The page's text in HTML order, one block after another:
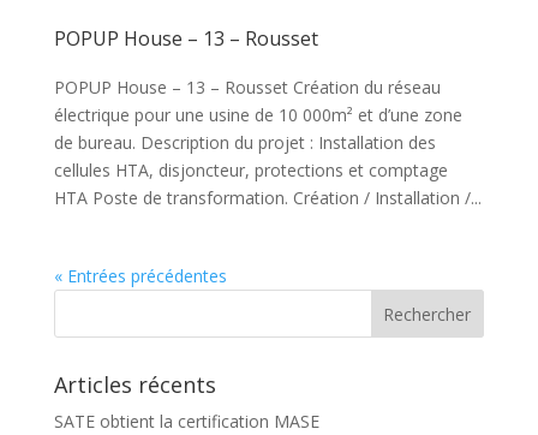
POPUP House – 13 – Rousset
POPUP House – 13 – Rousset Création du réseau
électrique pour une usine de 10 000m² et d’une zone
de bureau. Description du projet : Installation des
cellules HTA, disjoncteur, protections et comptage
HTA Poste de transformation. Création / Installation /...
« Entrées précédentes
Articles récents
SATE obtient la certification MASE